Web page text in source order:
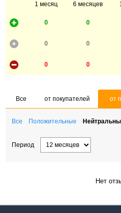
1 месяц 6 месяцев
0 0
0 0
0 0
Все от покупателей от
Все Положительные
Период
Нет